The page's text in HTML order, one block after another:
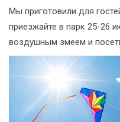
Мы приготовили для
приезжайте в парк 25-26
воздушным змеем и